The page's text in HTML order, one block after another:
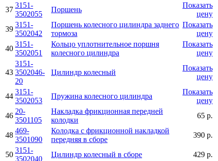
37
3151-
3502055
Поршень
Показать
цену
39
3151-
3502042
Поршень колесного цилиндра заднего
тормоза
Показать
цену
40
3151-
3502051
Кольцо уплотнительное поршня
колесного цилиндра
Показать
цену
43
3151-
3502046-
20
Цилиндр колесный
Показать
цену
44
3151-
3502053
Пружина колесного цилиндра
Показать
цену
46
20-
3501105
Накладка фрикционная передней
колодки
65 р.
48
469-
3501090
Колодка с фрикционной накладкой
передняя в сборе
390 р.
50
3151-
3502040
Цилиндр колесный в сборе 429 р.